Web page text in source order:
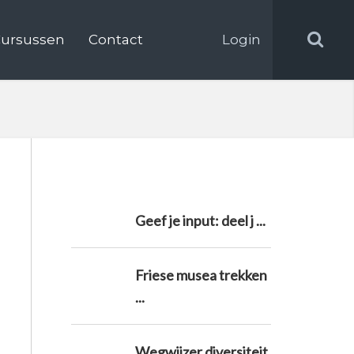
Contact Login
Geef je input: deel j ...
Friese musea trekken
...